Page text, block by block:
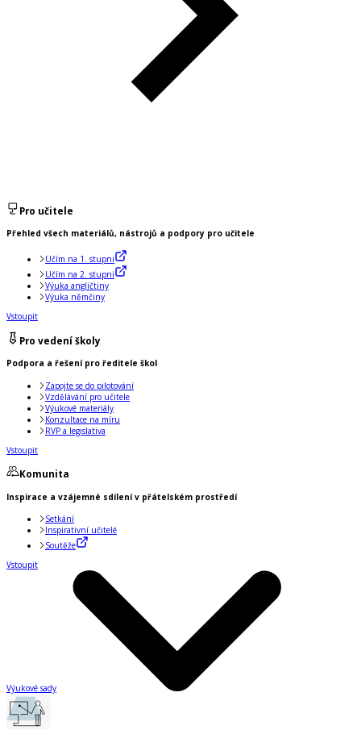
Pro učitele
Přehled všech materiálů, nástrojů a podpory pro učitele
Učím na 1. stupni
Učím na 2. stupni
Výuka angličtiny
Výuka němčiny
Vstoupit
Pro vedení školy
Podpora a řešení pro ředitele škol
Zapojte se do pilotování
Vzdělávání pro učitele
Výukové materiály
Konzultace na míru
RVP a legislativa
Vstoupit
Komunita
Inspirace a vzájemné sdílení v přátelském prostředí
Setkání
Inspirativní učitelé
Soutěže
Vstoupit
Výukové sady